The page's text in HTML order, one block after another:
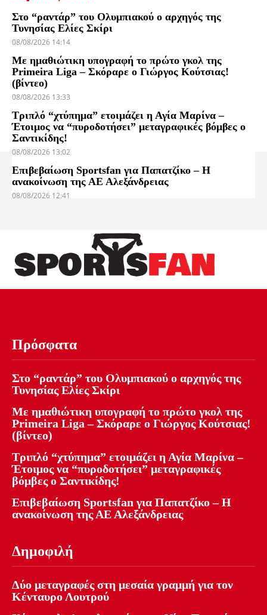
Στο “ραντάρ” του Ολυμπιακού ο αρχηγός της
Τυνησίας Ελίες Σκίρι
08/08/2026 14:14
Με ημαθιώτικη υπογραφή το πρώτο γκολ της
Primeira Liga – Σκόραρε ο Γιώργος Κούτσιας!
(βίντεο)
08/08/2026 13:33
Τριπλό “χτύπημα” ετοιμάζει η Αγία Μαρίνα –
Έτοιμος να “πυροδοτήσει” μεταγραφικές βόμβες ο
Σαντικίδης!
08/08/2026 13:02
Επιβεβαίωση Sportsfan για Παπατζίκο – Η
ανακοίνωση της ΑΕ Αλεξάνδρειας
08/08/2026 12:41
Πρόσφατα
Στο “ραντάρ” του Ολυμπιακού ο αρχηγός της
Τυνησίας Ελίες Σκίρι
Με ημαθιώτικη υπογραφή το πρώτο γκολ της
Primeira Liga – Σκόραρε ο Γιώργος Κούτσιας!
(βίντεο)
Τριπλό “χτύπημα” ετοιμάζει η Αγία Μαρίνα –
Έτοιμος να “πυροδοτήσει” μεταγραφικές
βόμβες ο Σαντικίδης!
Επιβεβαίωση Sportsfan για Παπατζίκο – Η
ανακοίνωση της ΑΕ Αλεξάνδρειας
Δημοφιλή
Δύο μεταγραφές στη μεσαία γραμμή για τον
Κένταυρο Λουτρού